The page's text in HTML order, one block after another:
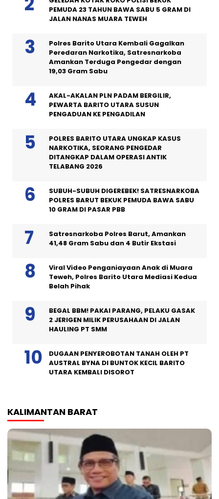
PEMUDA 23 TAHUN BAWA SABU 5 GRAM DI
JALAN NANAS MUARA TEWEH
Polres Barito Utara Kembali Gagalkan
Peredaran Narkotika, Satresnarkoba
Amankan Terduga Pengedar dengan
19,03 Gram Sabu
AKAL-AKALAN PLN PADAM BERGILIR,
PEWARTA BARITO UTARA SUSUN
PENGADUAN KE PENGADILAN
POLRES BARITO UTARA UNGKAP KASUS
NARKOTIKA, SEORANG PENGEDAR
DITANGKAP DALAM OPERASI ANTIK
TELABANG 2026
SUBUH-SUBUH DIGEREBEK! SATRESNARKOBA
POLRES BARUT BEKUK PEMUDA BAWA SABU
10 GRAM DI PASAR PBB
Satresnarkoba Polres Barut, Amankan
41,48 Gram Sabu dan 4 Butir Ekstasi
Viral Video Penganiayaan Anak di Muara
Teweh, Polres Barito Utara Mediasi Kedua
Belah Pihak
BEGAL BBM! PAKAI PARANG, PELAKU GASAK
2 JERIGEN MILIK PERUSAHAAN DI JALAN
HAULING PT SMM
DUGAAN PENYEROBOTAN TANAH OLEH PT
AUSTRAL BYNA DI BUNTOK KECIL BARITO
UTARA KEMBALI DISOROT
KALIMANTAN BARAT